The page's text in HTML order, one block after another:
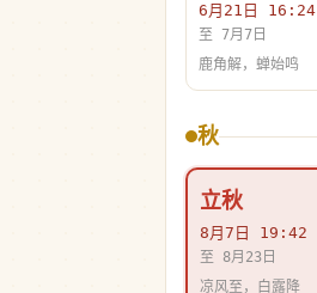
6月21日 16:24
至 7月7日
鹿角解，蝉始鸣
秋
立秋
8月7日 19:42
至 8月23日
凉风至，白露降